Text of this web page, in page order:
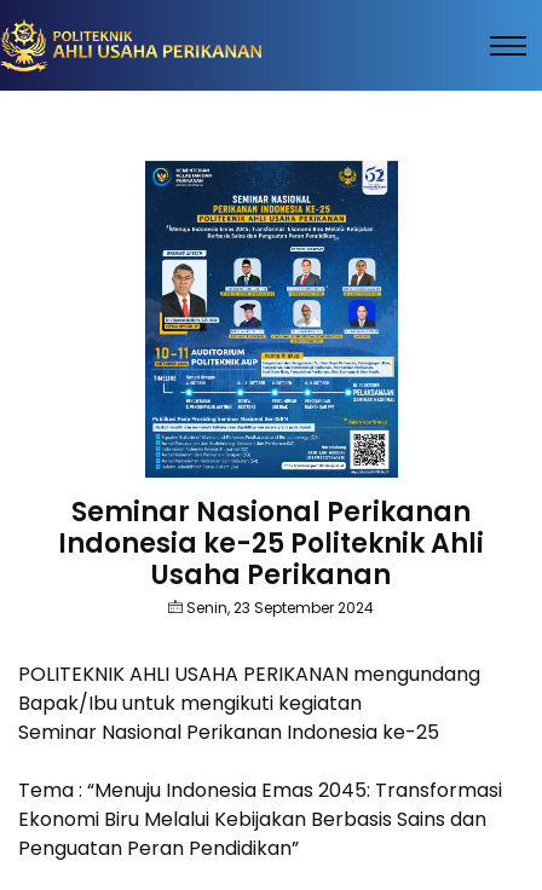
Seminar Nasional Perikanan
Indonesia ke-25 Politeknik Ahli
Usaha Perikanan
Senin, 23 September 2024
POLITEKNIK AHLI USAHA PERIKANAN mengundang
Bapak/Ibu untuk mengikuti kegiatan
Seminar Nasional Perikanan Indonesia ke-25
Tema : “Menuju Indonesia Emas 2045: Transformasi
Ekonomi Biru Melalui Kebijakan Berbasis Sains dan
Penguatan Peran Pendidikan”